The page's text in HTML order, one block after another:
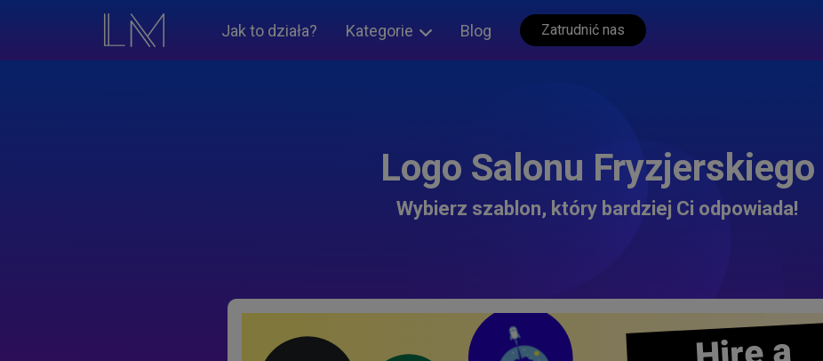
Jak to działa? Kategorie Blog Zatrudnić nas
Logo Salonu Fryzjerskiego
Wybierz szablon, który bardziej Ci odpowiada!